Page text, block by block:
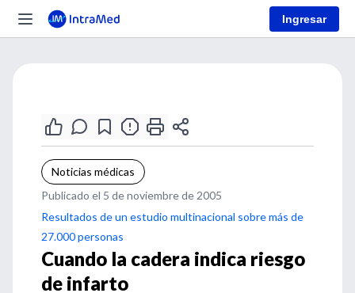
Ingresar
Noticias médicas
Publicado el 5 de noviembre de 2005
Resultados de un estudio multinacional sobre más de
27.000 personas
Cuando la cadera indica riesgo
de infarto